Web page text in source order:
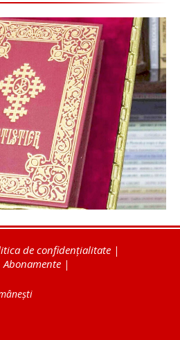
de confidențialitate |
Abonamente |